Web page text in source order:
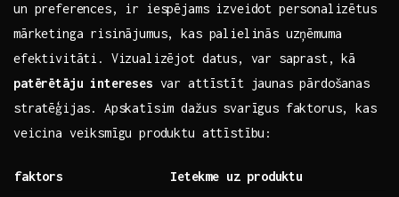
un preferences, ir‍ iespējams izveidot personalizētus
mārketinga risinājumus, kas‍ palielinās uzņēmuma
efektivitāti. Vizualizējot datus, var saprast, kā ‍ ‌
patērētāju intereses var attīstīt ‍jaunas pārdošanas
stratēģijas. Apskatīsim‌ dažus svarīgus ‍faktorus, kas
veicina veiksmīgu produktu attīstību:
faktors Ietekme uz produktu